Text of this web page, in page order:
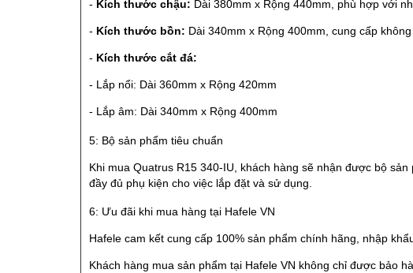
- Kích thước chậu: Dài 380mm x Rộng 440mm, phù hợp với
- Kích thước bồn: Dài 340mm x Rộng 400mm, cung cấp
- Kích thước cắt đá:
- Lắp nổi: Dài 360mm x Rộng 420mm
- Lắp âm: Dài 340mm x Rộng 400mm
5: Bộ sản phẩm tiêu chuẩn
Khi mua Quatrus R15 340-IU, khách hàng sẽ nhận được bộ
đầy đủ phụ kiện cho việc lắp đặt và sử dụng.
6: Ưu đãi khi mua hàng tại Hafele VN
Hafele cam kết cung cấp 100% sản phẩm chính hãng, nhập
Khách hàng mua sản phẩm tại Hafele VN không chỉ được bảo